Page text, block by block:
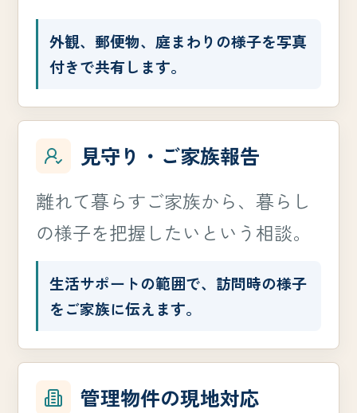
外観、郵便物、庭まわりの様子を写真
付きで共有します。
見守り・ご家族報告
離れて暮らすご家族から、暮らし
の様子を把握したいという相談。
生活サポートの範囲で、訪問時の様子
をご家族に伝えます。
管理物件の現地対応